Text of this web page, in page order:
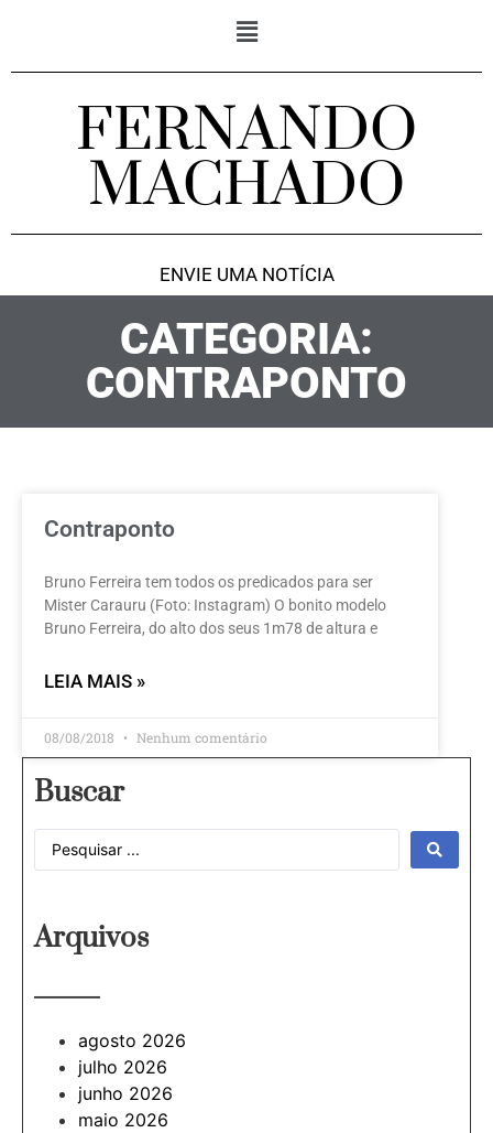
FERNANDO
MACHADO
ENVIE UMA NOTÍCIA
CATEGORIA:
CONTRAPONTO
Contraponto
Bruno Ferreira tem todos os predicados para ser
Mister Carauru (Foto: Instagram) O bonito modelo
Bruno Ferreira, do alto dos seus 1m78 de altura e
LEIA MAIS »
08/08/2018 Nenhum comentário
Buscar
Arquivos
———
agosto 2026
julho 2026
junho 2026
maio 2026